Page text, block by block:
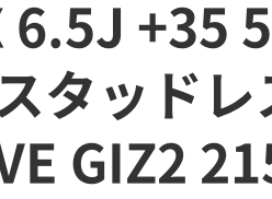
6.5J +35
タッドレ
GIZ2